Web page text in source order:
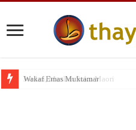
Wakaf Emas Muktamar